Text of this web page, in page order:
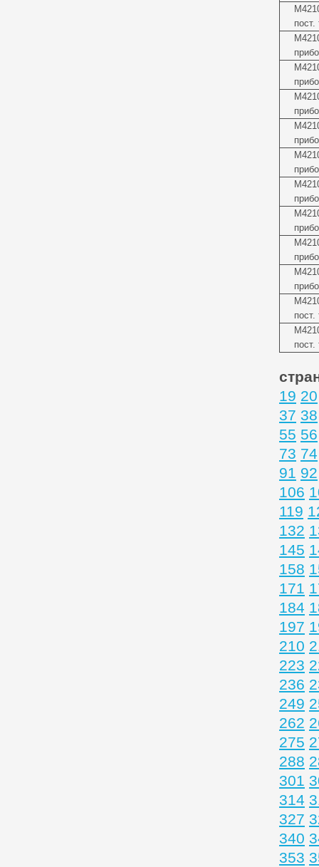
пост.
пост.
пост.
19 20
37 38
55 56
73 74
91 92
106
119
132
145
158
171
184
197
210
223
236
249
262
275
288
301
314
327
340
353